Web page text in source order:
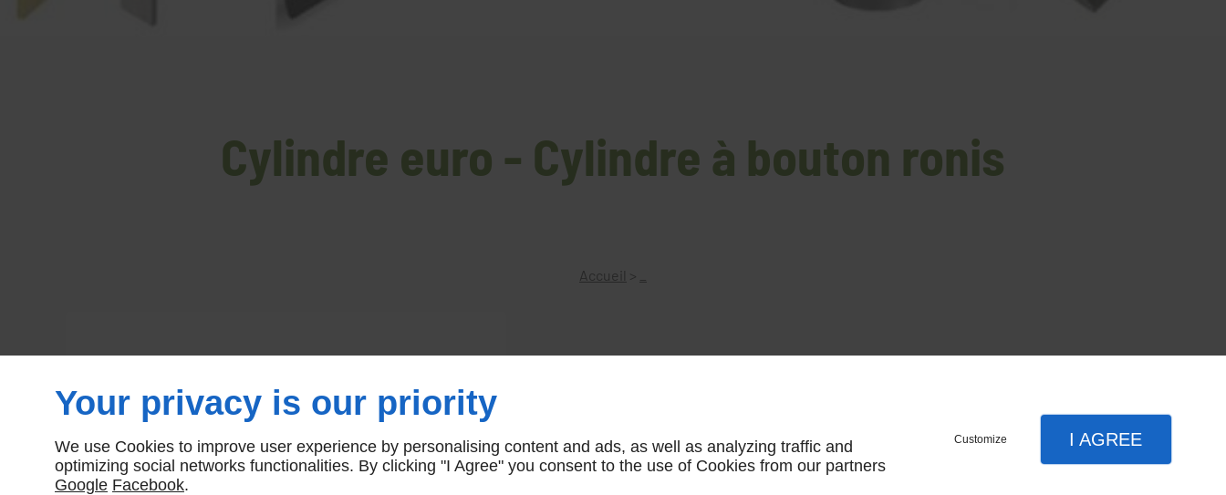
Cylindre euro - Cylindre à bouton ronis
Accueil >
Your privacy is our priority
We use Cookies to improve user experience by personalising content and ads, as well as analyzing traffic and
optimizing social networks functionalities. By clicking "I Agree" you consent to the use of Cookies from our partners
Google Facebook.
Customize I AGREE